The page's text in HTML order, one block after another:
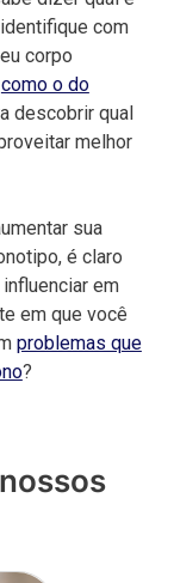
com
corpo
como o do
descobrir qual
melhor
sua
é claro
em
em que você
problemas que
?